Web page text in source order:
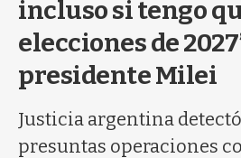
incluso si tengo
elecciones de
presidente Milei
Justicia argentina
presuntas operaciones